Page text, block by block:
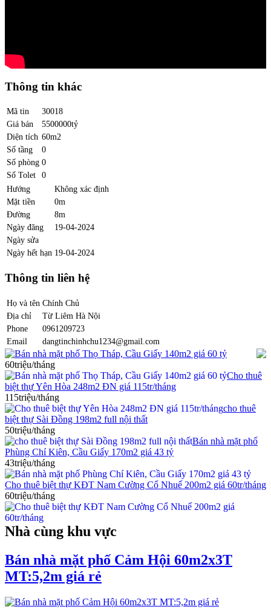
Thông tin khác
Mã tin
30018
Giá bán
5500000tỷ
Diện tích 60m2
Số tầng
0
Số phòng 0
Số Tolet
0
Hướng
Không xác định
Mặt tiền
0m
Đường
8m
Ngày đăng
19-04-2024
Ngày sửa
Ngày hết hạn 19-04-2024
Thông tin liên hệ
Họ và tên Chính Chủ
Địa chỉ
Từ Liêm Hà Nội
Phone
0961209723
Email
dangtinchinhchu1234@gmail.com
Bán nhà mặt phố Thọ Tháp, Cầu Giấy 140m2 giá 60 tỷ
60triệu/tháng
Cho thuê
biệt thự Yên Hòa 248m2 ĐN giá 115tr/tháng
115triệu/tháng
cho thuê
biệt thự Sài Đồng 198m2 full nội thất
50triệu/tháng
Bán nhà mặt phố
Phùng Chí Kiên, Cầu Giấy 170m2 giá 43 tỷ
43triệu/tháng
Cho thuê biệt thự KĐT Nam Cường Cổ Nhuế 200m2 giá 60tr/tháng
60triệu/tháng
Nhà cùng khu vực
Bán nhà mặt phố Cảm Hội 60m2x3T
MT:5,2m giá rẻ